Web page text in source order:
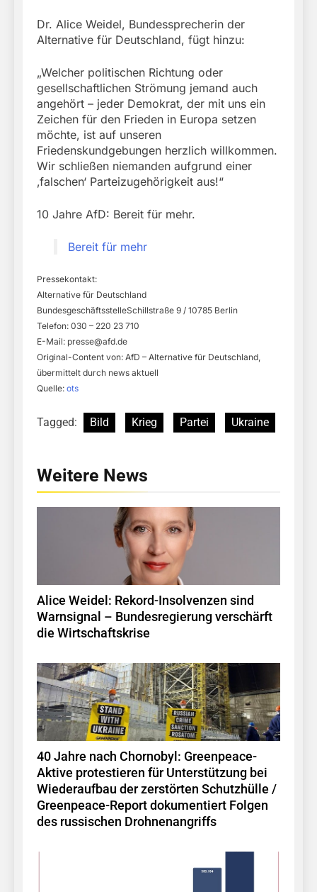
Dr. Alice Weidel, Bundessprecherin der
Alternative für Deutschland, fügt hinzu:
„Welcher politischen Richtung oder
gesellschaftlichen Strömung jemand auch
angehört – jeder Demokrat, der mit uns ein
Zeichen für den Frieden in Europa setzen
möchte, ist auf unseren
Friedenskundgebungen herzlich willkommen.
Wir schließen niemanden aufgrund einer
‚falschen‘ Parteizugehörigkeit aus!“
10 Jahre AfD: Bereit für mehr.
Bereit für mehr
Pressekontakt:
Alternative für Deutschland
BundesgeschäftsstelleSchillstraße 9 / 10785 Berlin
Telefon: 030 – 220 23 710
E-Mail: presse@afd.de
Original-Content von: AfD – Alternative für Deutschland,
übermittelt durch news aktuell
Quelle: ots
Tagged: Bild Krieg Partei Ukraine
Weitere News
Alice Weidel: Rekord-Insolvenzen sind
Warnsignal – Bundesregierung verschärft
die Wirtschaftskrise
40 Jahre nach Chornobyl: Greenpeace-
Aktive protestieren für Unterstützung bei
Wiederaufbau der zerstörten Schutzhülle /
Greenpeace-Report dokumentiert Folgen
des russischen Drohnenangriffs